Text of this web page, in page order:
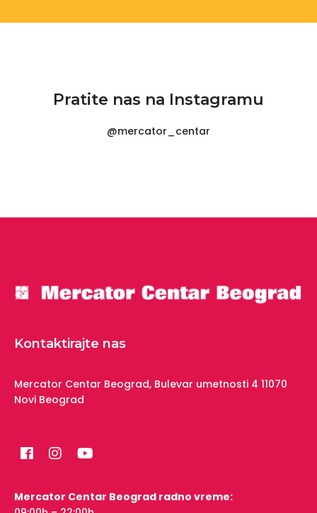
Pratite nas na Instagramu
@mercator_centar
Kontaktirajte nas
Mercator Centar Beograd, Bulevar umetnosti 4 11070
Novi Beograd
Mercator Centar Beograd radno vreme: